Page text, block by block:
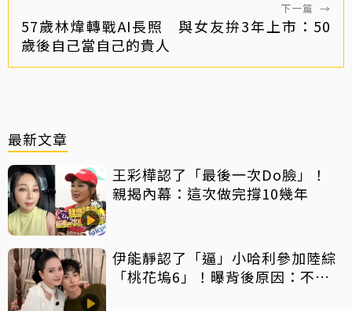
下一篇 →
57歲林煒轉戰AI長照 與女友拚3年上市：50
歲後自己當自己的貴人
最新文章
王彩樺認了「最後一次Do臉」！
親揭內幕：這次做完撐10幾年
伊能靜認了「逼」小哈利參加陸綜
「桃花塢6」！曝背後原因：不希